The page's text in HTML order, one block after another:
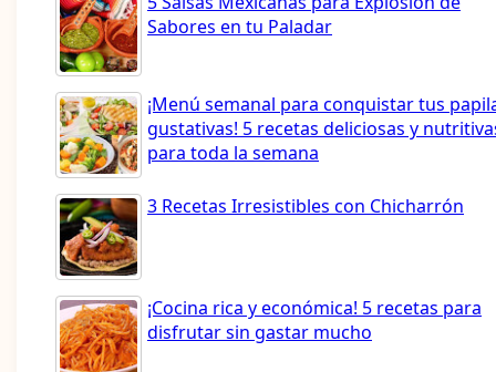
Sabores en tu Paladar
¡Menú semanal para conquistar tus
gustativas! 5 recetas deliciosas y
para toda la semana
3 Recetas Irresistibles con Chicharrón
¡Cocina rica y económica! 5 recetas para
disfrutar sin gastar mucho